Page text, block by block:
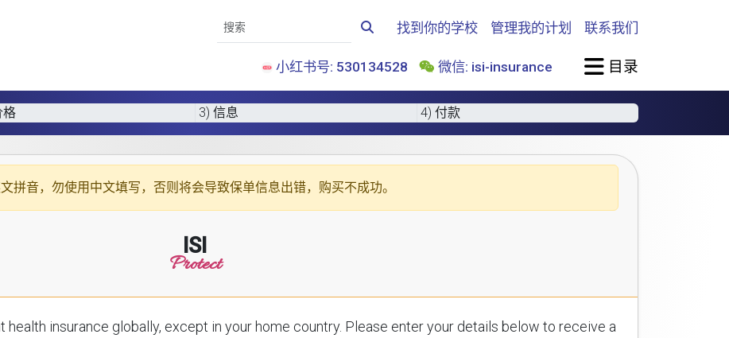
找到你的学校 管理我的计划 联系我们
小红书号: 530134528 微信: isi-insurance 目录
格 3) 信息 4) 付款
拼音，勿使用中文填写，否则将会导致保单信息出错，购买不成功。
ISI
Protect
globally, except in your home country. Please enter your details below to receive a